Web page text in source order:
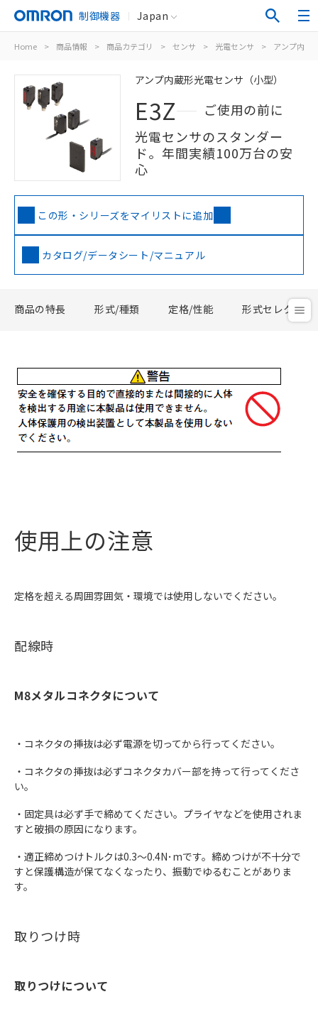
制御機器 Japan
Home > 商品情報 > 商品カテゴリ > センサ > 光電センサ > アンプ内蔵
アンプ内蔵形光電センサ（小型）
E3Z
ご使用の前に
光電センサのスタンダー
ド。年間実績100万台の安
心
この形・シリーズをマイリストに追加
カタログ/データシート/マニュアル
商品の特長 形式/種類 定格/性能 形式セレクタ
使用上の注意
定格を超える周囲雰囲気・環境では使用しないでください。
配線時
M8メタルコネクタについて
・コネクタの挿抜は必ず電源を切ってから行ってください。
・コネクタの挿抜は必ずコネクタカバー部を持って行ってくださ
い。
・固定具は必ず手で締めてください。プライヤなどを使用されま
すと破損の原因になります。
・適正締めつけトルクは0.3～0.4N･mです。締めつけが不十分で
すと保護構造が保てなくなったり、振動でゆるむことがありま
す。
取りつけ時
取りつけについて